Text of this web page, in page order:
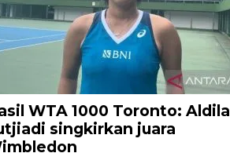
WTA 1000 Toronto: Aldila
singkirkan juara